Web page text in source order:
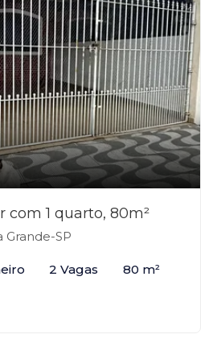
com 1 quarto, 80m²
Grande-SP
2 Vagas 80 m²